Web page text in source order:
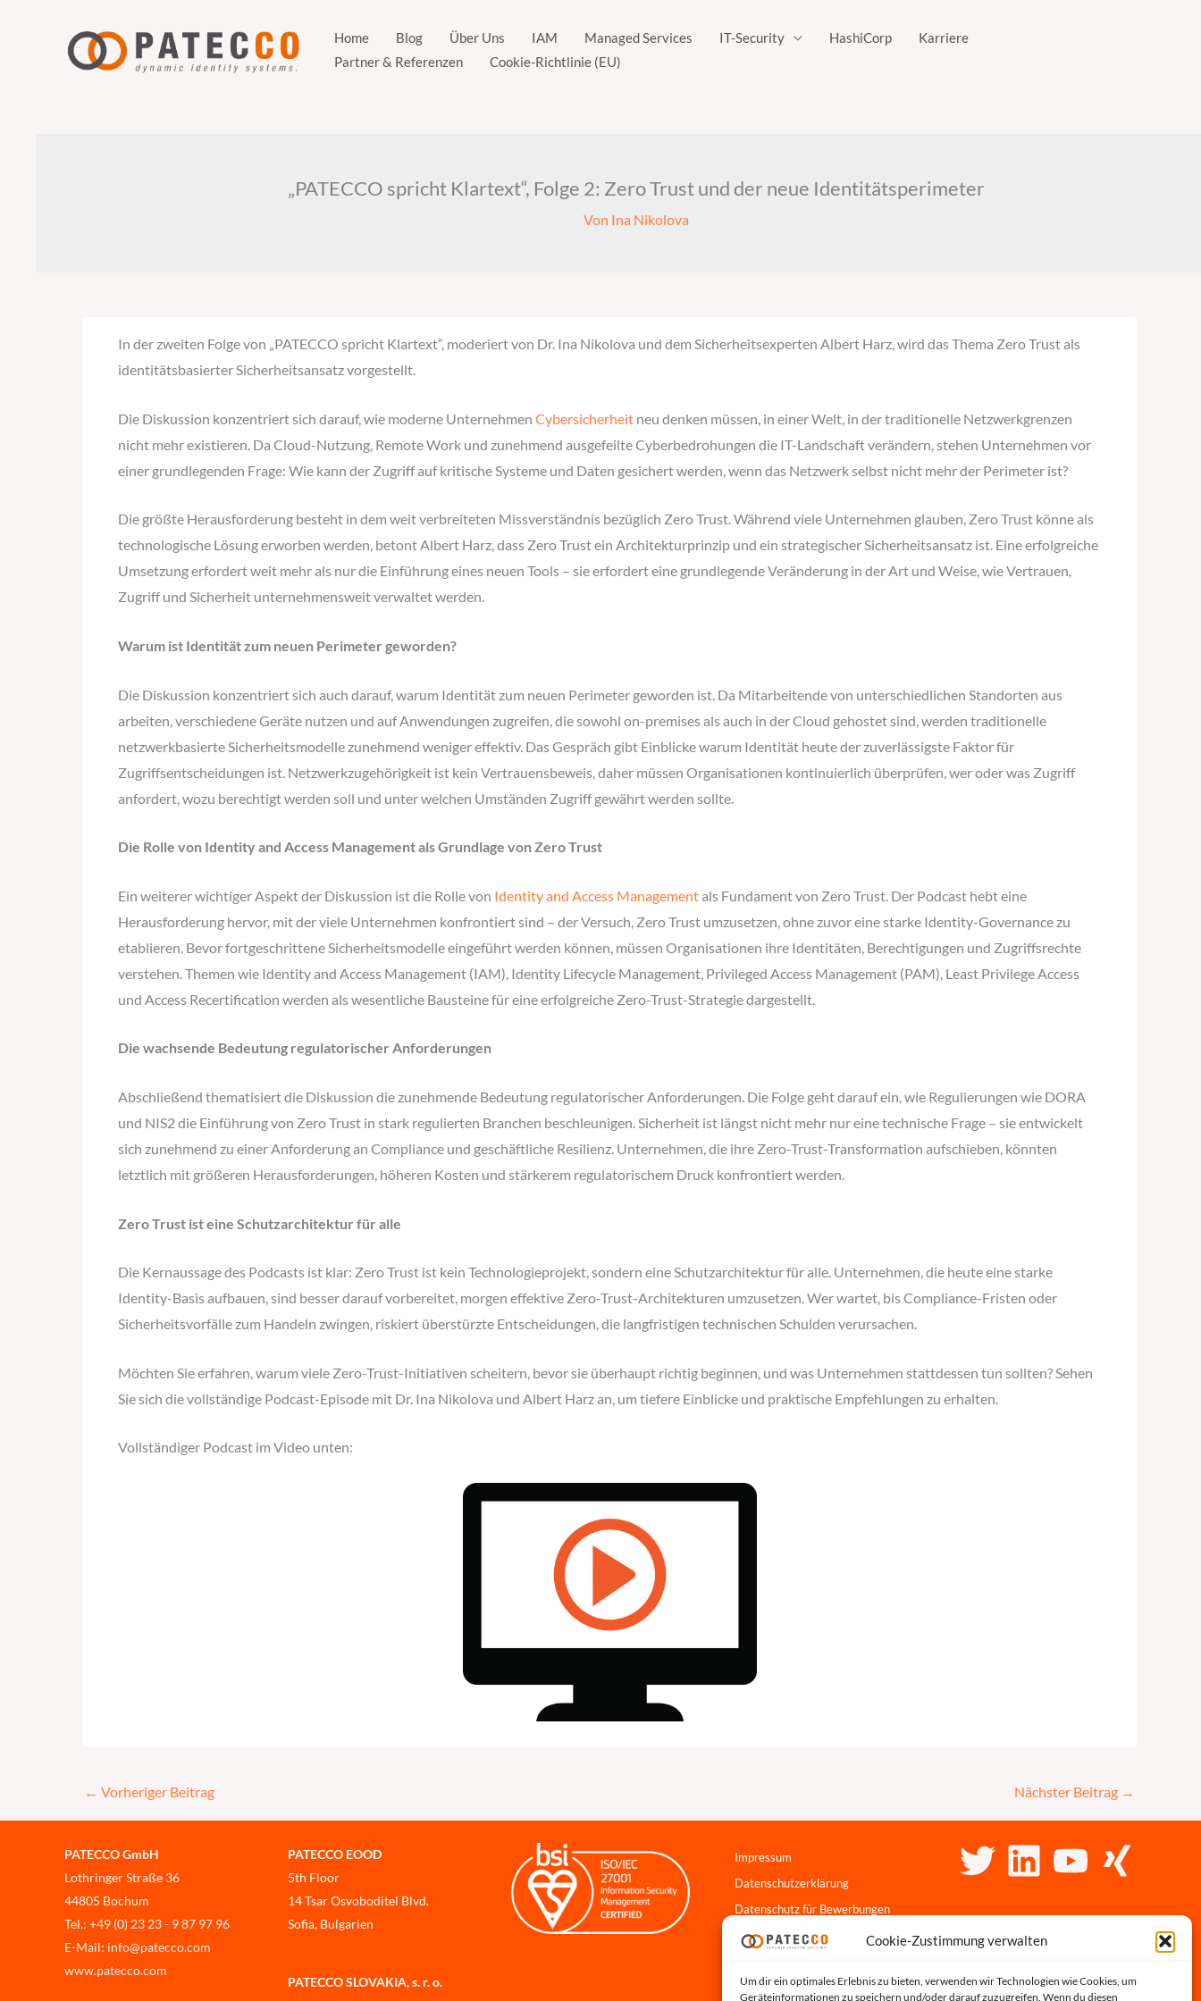
Cookie-Zustimmung verwalten
Um dir ein optimales Erlebnis zu bieten, verwenden wir Technologien wie Cookies, um
Geräteinformationen zu speichern und/oder darauf zuzugreifen. Wenn du diesen
Home Blog Über Uns IAM Managed Services IT-Security HashiCorp
Karriere
Partner & Referenzen
Cookie-Richtlinie (EU)
„PATECCO spricht Klartext“, Folge 2: Zero Trust und der neue Identitätsperimeter
Von Ina Nikolova
In der zweiten Folge von „PATECCO spricht Klartext“, moderiert von Dr. Ina Nikolova und dem Sicherheitsexperten Albert Harz, wird das Thema Zero Trust als
identitätsbasierter Sicherheitsansatz vorgestellt.
Die Diskussion konzentriert sich darauf, wie moderne Unternehmen Cybersicherheit neu denken müssen, in einer Welt, in der traditionelle Netzwerkgrenzen
nicht mehr existieren. Da Cloud-Nutzung, Remote Work und zunehmend ausgefeilte Cyberbedrohungen die IT-Landschaft verändern, stehen Unternehmen vor
einer grundlegenden Frage: Wie kann der Zugriff auf kritische Systeme und Daten gesichert werden, wenn das Netzwerk selbst nicht mehr der Perimeter ist?
Die größte Herausforderung besteht in dem weit verbreiteten Missverständnis bezüglich Zero Trust. Während viele Unternehmen glauben, Zero Trust könne als
technologische Lösung erworben werden, betont Albert Harz, dass Zero Trust ein Architekturprinzip und ein strategischer Sicherheitsansatz ist. Eine erfolgreiche
Umsetzung erfordert weit mehr als nur die Einführung eines neuen Tools – sie erfordert eine grundlegende Veränderung in der Art und Weise, wie Vertrauen,
Zugriff und Sicherheit unternehmensweit verwaltet werden.
Warum ist Identität zum neuen Perimeter geworden?
Die Diskussion konzentriert sich auch darauf, warum Identität zum neuen Perimeter geworden ist. Da Mitarbeitende von unterschiedlichen Standorten aus
arbeiten, verschiedene Geräte nutzen und auf Anwendungen zugreifen, die sowohl on-premises als auch in der Cloud gehostet sind, werden traditionelle
netzwerkbasierte Sicherheitsmodelle zunehmend weniger effektiv. Das Gespräch gibt Einblicke warum Identität heute der zuverlässigste Faktor für
Zugriffsentscheidungen ist. Netzwerkzugehörigkeit ist kein Vertrauensbeweis, daher müssen Organisationen kontinuierlich überprüfen, wer oder was Zugriff
anfordert, wozu berechtigt werden soll und unter welchen Umständen Zugriff gewährt werden sollte.
Die Rolle von Identity and Access Management als Grundlage von Zero Trust
Ein weiterer wichtiger Aspekt der Diskussion ist die Rolle von Identity and Access Managementals Fundament von Zero Trust. Der Podcast hebt eine
Herausforderung hervor, mit der viele Unternehmen konfrontiert sind – der Versuch, Zero Trust umzusetzen, ohne zuvor eine starke Identity-Governance zu
etablieren. Bevor fortgeschrittene Sicherheitsmodelle eingeführt werden können, müssen Organisationen ihre Identitäten, Berechtigungen und Zugriffsrechte
verstehen. Themen wie Identity and Access Management (IAM), Identity Lifecycle Management, Privileged Access Management (PAM), Least Privilege Access
und Access Recertification werden als wesentliche Bausteine für eine erfolgreiche Zero-Trust-Strategie dargestellt.
Die wachsende Bedeutung regulatorischer Anforderungen
Abschließend thematisiert die Diskussion die zunehmende Bedeutung regulatorischer Anforderungen. Die Folge geht darauf ein, wie Regulierungen wie DORA
und NIS2 die Einführung von Zero Trust in stark regulierten Branchen beschleunigen. Sicherheit ist längst nicht mehr nur eine technische Frage – sie entwickelt
sich zunehmend zu einer Anforderung an Compliance und geschäftliche Resilienz. Unternehmen, die ihre Zero-Trust-Transformation aufschieben, könnten
letztlich mit größeren Herausforderungen, höheren Kosten und stärkerem regulatorischem Druck konfrontiert werden.
Zero Trust ist eine Schutzarchitektur für alle
Die Kernaussage des Podcasts ist klar: Zero Trust ist kein Technologieprojekt, sondern eine Schutzarchitektur für alle. Unternehmen, die heute eine starke
Identity-Basis aufbauen, sind besser darauf vorbereitet, morgen effektive Zero-Trust-Architekturen umzusetzen. Wer wartet, bis Compliance-Fristen oder
Sicherheitsvorfälle zum Handeln zwingen, riskiert überstürzte Entscheidungen, die langfristigen technischen Schulden verursachen.
Möchten Sie erfahren, warum viele Zero-Trust-Initiativen scheitern, bevor sie überhaupt richtig beginnen, und was Unternehmen stattdessen tun sollten? Sehen
Sie sich die vollständige Podcast-Episode mit Dr. Ina Nikolova und Albert Harz an, um tiefere Einblicke und praktische Empfehlungen zu erhalten.
Vollständiger Podcast im Video unten:
← Vorheriger Beitrag Nächster Beitrag →
PATECCO GmbH
Lothringer Straße 36
44805 Bochum
Tel.: +49 (0) 23 23 - 9 87 97 96
E-Mail: info@patecco.com
www.patecco.com
PATECCO EOOD
5th Floor
14 Tsar Osvoboditel Blvd.
Sofia, Bulgarien
PATECCO SLOVAKIA, s. r. o.
Impressum
Datenschutzerklärung
Datenschutz für Bewerbungen
Cookie-Richtlinie
Systemstatus